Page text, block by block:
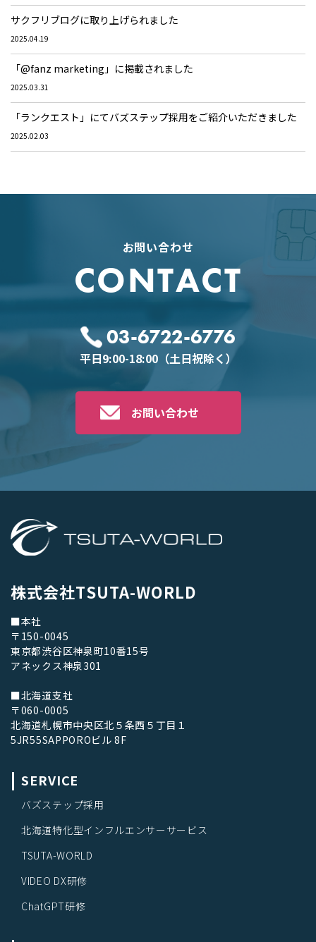
サクフリブログに取り上げられました
2025.04.19
「@fanz marketing」に掲載されました
2025.03.31
「ランクエスト」にてバズステップ採用をご紹介いただきました
2025.02.03
お問い合わせ
CONTACT
03-6722-6776
平日9:00-18:00（土日祝除く）
お問い合わせ
株式会社TSUTA-WORLD
■本社
〒150-0045
東京都渋谷区神泉町10番15号
アネックス神泉301
■北海道支社
〒060-0005
北海道札幌市中央区北５条西５丁目１
5JR55SAPPOROビル 8F
SERVICE
バズステップ採用
北海道特化型インフルエンサーサービス
TSUTA-WORLD
VIDEO DX研修
ChatGPT研修